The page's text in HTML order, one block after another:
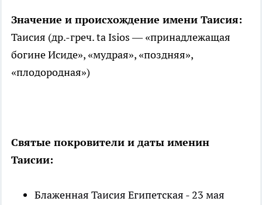
Значение и происхождение имени Таисия:
Таисия (др.-греч. ta Isios — «принадлежащая
богине Иcиде», «мудрая», «поздняя»,
«плодородная»)
Святые покровители и даты именин
Таисии:
Блаженная Таисия Египетская - 23 мая